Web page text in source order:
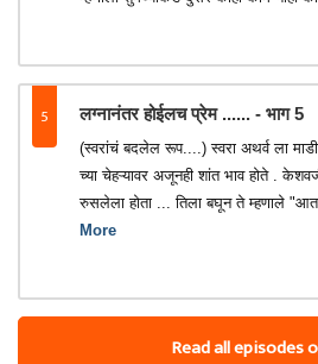
5 लग्नानंतर होईलच प्रेम ...... - भाग 5
(स्वरांचं बदलेल रूप....) स्वरा अथर्व ला
च्या चेहऱ्यावर अजूनही शांत भाव होते .
रुसलेला होता ... तिला बघून ते म्हणाले
More
Read all episodes